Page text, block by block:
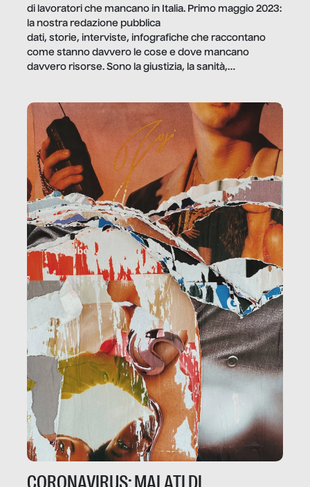
di lavoratori che mancano in Italia. Primo maggio 2023:
la nostra redazione pubblica
dati, storie, interviste, infografiche che raccontano
come stanno davvero le cose e dove mancano
davvero risorse. Sono la giustizia, la sanità,